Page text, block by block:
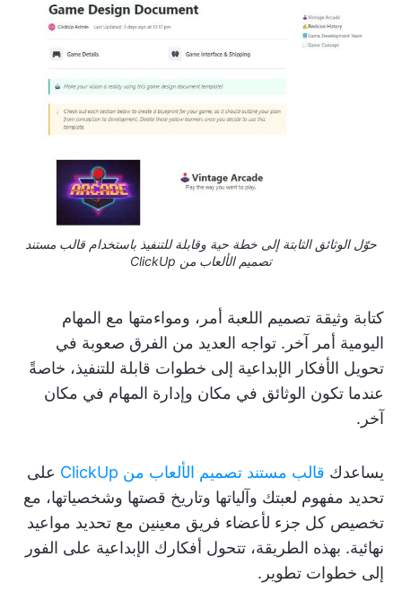
حوّل الوثائق الثابتة إلى خطة حية وقابلة للتنفيذ باستخدام قالب مستند
تصميم الألعاب من ClickUp
كتابة وثيقة تصميم اللعبة أمر، ومواءمتها مع المهام
اليومية أمر آخر. تواجه العديد من الفرق صعوبة في
تحويل الأفكار الإبداعية إلى خطوات قابلة للتنفيذ، خاصةً
عندما تكون الوثائق في مكان وإدارة المهام في مكان
آخر.
يساعدك قالب مستند تصميم الألعاب من ClickUp
على
تحديد مفهوم لعبتك وآلياتها وتاريخ قصتها وشخصياتها، مع
تخصيص كل جزء لأعضاء فريق معينين مع تحديد مواعيد
نهائية. بهذه الطريقة، تتحول أفكارك الإبداعية على الفور
إلى خطوات تطوير.